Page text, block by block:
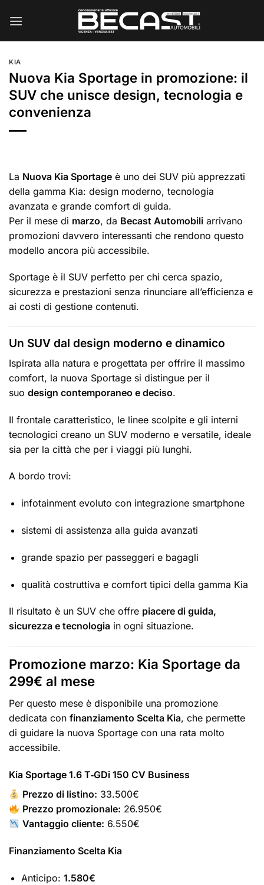
KIA
Nuova Kia Sportage in promozione: il
SUV che unisce design, tecnologia e
convenienza
La Nuova Kia Sportage è uno dei SUV più apprezzati
della gamma Kia: design moderno, tecnologia
avanzata e grande comfort di guida.
Per il mese di marzo, da Becast Automobili arrivano
promozioni davvero interessanti che rendono questo
modello ancora più accessibile.
Sportage è il SUV perfetto per chi cerca spazio,
sicurezza e prestazioni senza rinunciare all’efficienza e
ai costi di gestione contenuti.
Un SUV dal design moderno e dinamico
Ispirata alla natura e progettata per offrire il massimo
comfort, la nuova Sportage si distingue per il
suo design contemporaneo e deciso.
Il frontale caratteristico, le linee scolpite e gli interni
tecnologici creano un SUV moderno e versatile, ideale
sia per la città che per i viaggi più lunghi.
A bordo trovi:
infotainment evoluto con integrazione smartphone
sistemi di assistenza alla guida avanzati
grande spazio per passeggeri e bagagli
qualità costruttiva e comfort tipici della gamma Kia
Il risultato è un SUV che offre piacere di guida,
sicurezza e tecnologia in ogni situazione.
Promozione marzo: Kia Sportage da
299€ al mese
Per questo mese è disponibile una promozione
dedicata con finanziamento Scelta Kia, che permette
di guidare la nuova Sportage con una rata molto
accessibile.
Kia Sportage 1.6 T‑GDi 150 CV Business
Prezzo di listino: 33.500€
Prezzo promozionale: 26.950€
Vantaggio cliente: 6.550€
Finanziamento Scelta Kia
Anticipo: 1.580€